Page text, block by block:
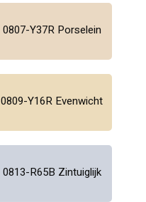
0807-Y37R Porselein
0809-Y16R Evenwicht
0813-R65B Zintuiglijk